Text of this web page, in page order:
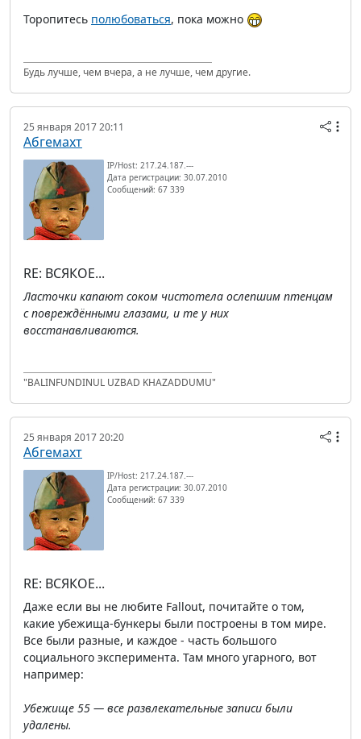
Торопитесь полюбоваться, пока можно
Будь лучше, чем вчера, а не лучше, чем другие.
25 января 2017 20:11
Абгемахт
IP/Host: 217.24.187.---
Дата регистрации: 30.07.2010
Сообщений: 67 339
RE: ВСЯКОЕ...
Ласточки капают соком чистотела ослепшим птенцам
с повреждёнными глазами, и те у них
восстанавливаются.
"BALINFUNDINUL UZBAD KHAZADDUMU"
25 января 2017 20:20
Абгемахт
IP/Host: 217.24.187.---
Дата регистрации: 30.07.2010
Сообщений: 67 339
RE: ВСЯКОЕ...
Даже если вы не любите Fallout, почитайте о том,
какие убежища-бункеры были построены в том мире.
Все были разные, и каждое - часть большого
социального эксперимента. Там много угарного, вот
например:
Убежище 55 — все развлекательные записи были
удалены.